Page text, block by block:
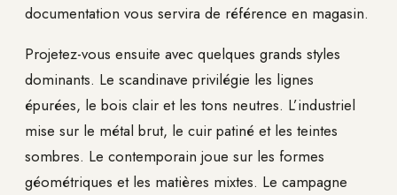
documentation vous servira de référence en magasin.
Projetez-vous ensuite avec quelques grands styles
dominants. Le scandinave privilégie les lignes
épurées, le bois clair et les tons neutres. L’industriel
mise sur le métal brut, le cuir patiné et les teintes
sombres. Le contemporain joue sur les formes
géométriques et les matières mixtes. Le campagne